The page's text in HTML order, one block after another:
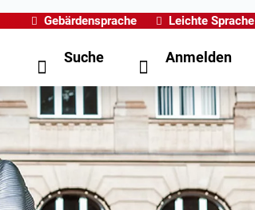
Gebärdensprache Leichte Sprache
Suche Anmelden